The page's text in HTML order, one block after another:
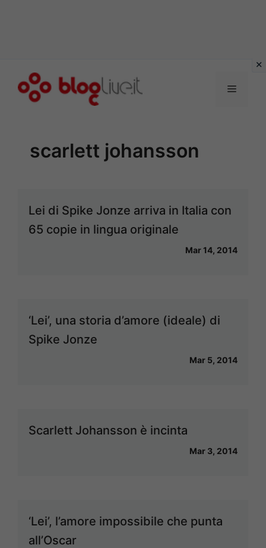
Menu
scarlett johansson
Lei di Spike Jonze arriva in Italia con
65 copie in lingua originale
Mar 14, 2014
‘Lei’, una storia d’amore (ideale) di
Spike Jonze
Mar 5, 2014
Scarlett Johansson è incinta
Mar 3, 2014
‘Lei’, l’amore impossibile che punta
all’Oscar